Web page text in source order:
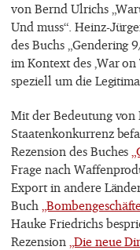
von Bernd Ulrichs
Und muss“. Heinz-
des Buchs „Gendering
im Kontext des ‚War
speziell um die
Mit der Bedeutung
Staatenkonkurrenz
Rezension des Buches
Frage nach
Export in andere
Buch
Hauke Friedrichs
Rezension „Die neue